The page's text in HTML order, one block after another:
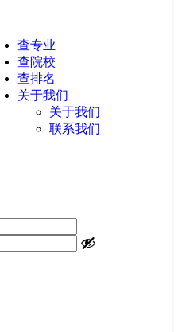
查专业
查院校
查排名
关于我们
关于我们
联系我们